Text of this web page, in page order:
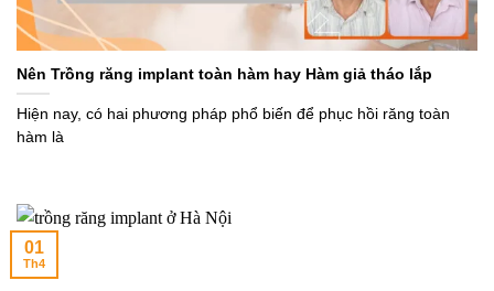
Nên Trồng răng implant toàn hàm hay Hàm giả tháo lắp
Hiện nay, có hai phương pháp phổ biến để phục hồi răng toàn
hàm là
01
Th4